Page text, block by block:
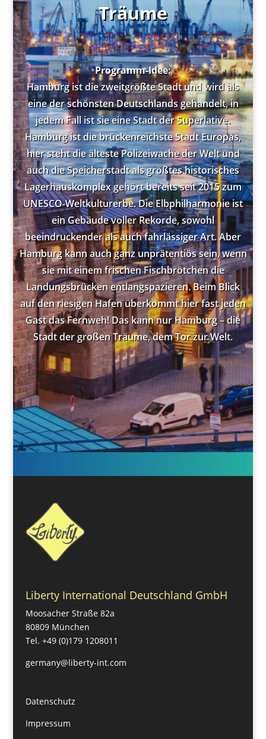
Träume
Programm-Idee:
Hamburg ist die zweitgrößte Stadt und wird als
eine der schönsten Deutschlands gehandelt, in
jedem Fall ist sie eine Stadt der Superlative.
Hamburg ist die brückenreichste Stadt Europas,
hier steht die älteste Polizeiwache der Welt und
auch die Speicherstadt als größtes historisches
Lagerhauskomplex gehört bereits seit 2015 zum
UNESCO-Weltkulturerbe. Die Elbphilharmonie ist
ein Gebäude voller Rekorde, sowohl
beeindruckender als auch fahrlässiger Art. Aber
Hamburg kann auch ganz unprätentiös sein, wenn
sie mit einem frischen Fischbrötchen die
Landungsbrücken entlangspazieren. Beim Blick
auf den riesigen Hafen überkommt hier fast jeden
Gast das Fernweh! Das kann nur Hamburg – die
Stadt der großen Träume, dem Tor zur Welt.
Liberty International Deutschland GmbH
Moosacher Straße 82a
80809 München
Tel. +49 (0)179 1208011
germany@liberty-int.com
Datenschutz
Impressum